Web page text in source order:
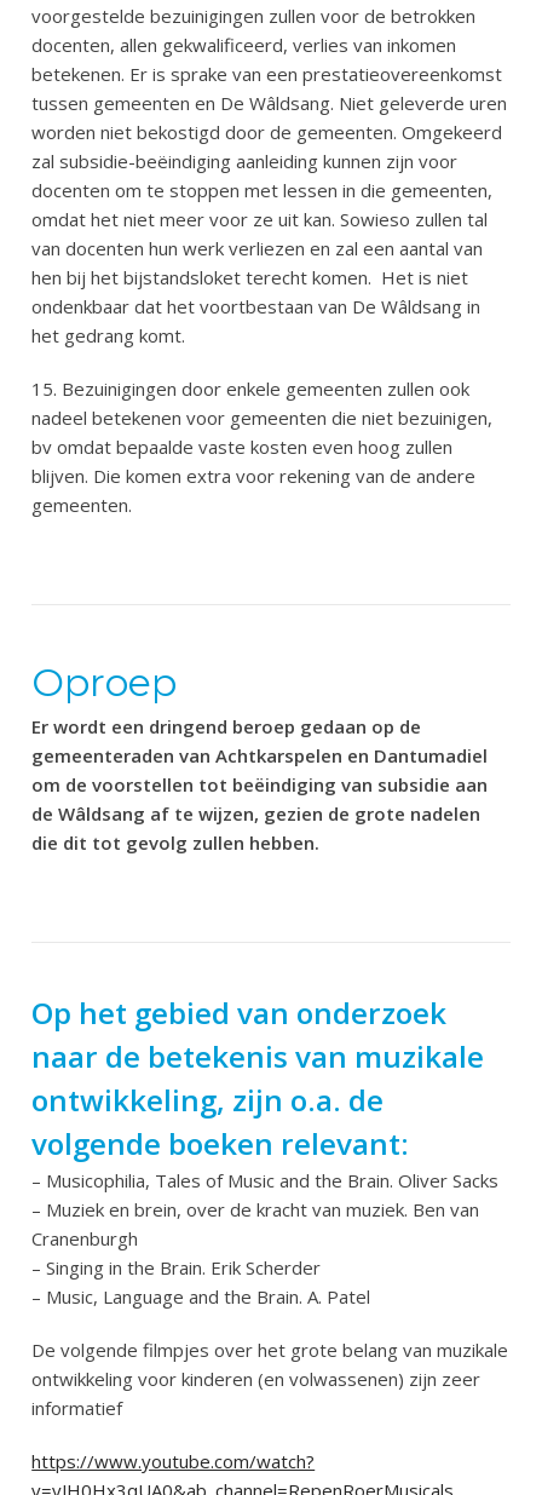
voorgestelde bezuinigingen zullen voor de betrokken
docenten, allen gekwalificeerd, verlies van inkomen
betekenen. Er is sprake van een prestatieovereenkomst
tussen gemeenten en De Wâldsang. Niet geleverde uren
worden niet bekostigd door de gemeenten. Omgekeerd
zal subsidie-beëindiging aanleiding kunnen zijn voor
docenten om te stoppen met lessen in die gemeenten,
omdat het niet meer voor ze uit kan. Sowieso zullen tal
van docenten hun werk verliezen en zal een aantal van
hen bij het bijstandsloket terecht komen. Het is niet
ondenkbaar dat het voortbestaan van De Wâldsang in
het gedrang komt.
15. Bezuinigingen door enkele gemeenten zullen ook
nadeel betekenen voor gemeenten die niet bezuinigen,
bv omdat bepaalde vaste kosten even hoog zullen
blijven. Die komen extra voor rekening van de andere
gemeenten.
Oproep
Er wordt een dringend beroep gedaan op de
gemeenteraden van Achtkarspelen en Dantumadiel
om de voorstellen tot beëindiging van subsidie aan
de Wâldsang af te wijzen, gezien de grote nadelen
die dit tot gevolg zullen hebben.
Op het gebied van onderzoek
naar de betekenis van muzikale
ontwikkeling, zijn o.a. de
volgende boeken relevant:
– Musicophilia, Tales of Music and the Brain. Oliver Sacks
– Muziek en brein, over de kracht van muziek. Ben van
Cranenburgh
– Singing in the Brain. Erik Scherder
– Music, Language and the Brain. A. Patel
De volgende filmpjes over het grote belang van muzikale
ontwikkeling voor kinderen (en volwassenen) zijn zeer
informatief
https://www.youtube.com/watch?
v=yJH0Hx3qUA0&ab_channel=RepenRoerMusicals